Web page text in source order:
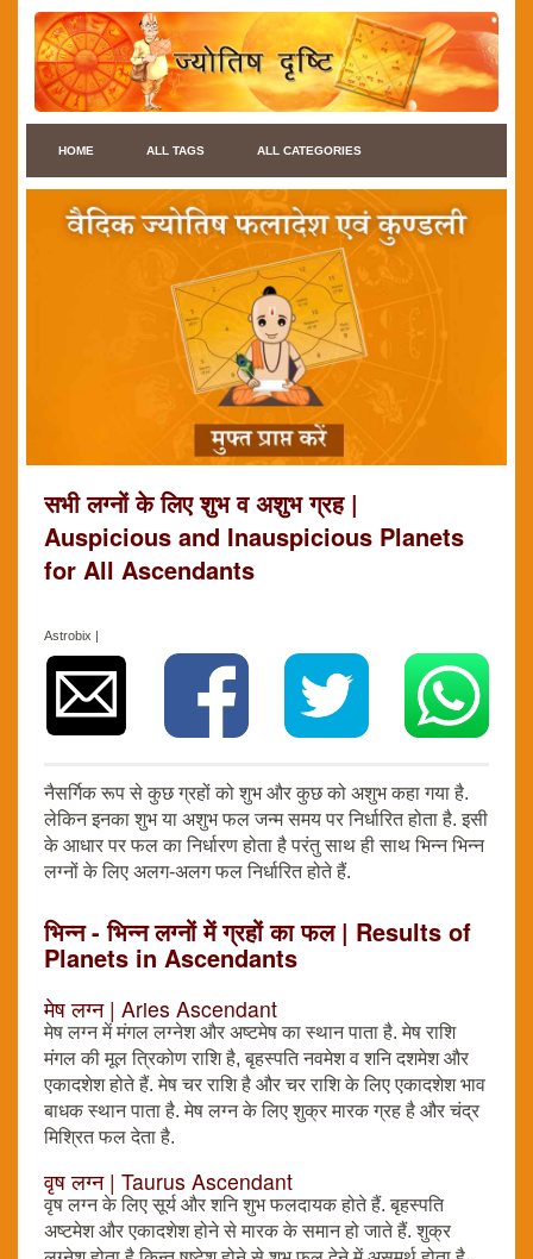
HOME ALL TAGS ALL CATEGORIES
सभी लग्नों के लिए शुभ व अशुभ ग्रह |
Auspicious and Inauspicious Planets
for All Ascendants
Astrobix |
नैसर्गिक रूप से कुछ ग्रहों को शुभ और कुछ को अशुभ कहा गया है.
लेकिन इनका शुभ या अशुभ फल जन्म समय पर निर्धारित होता है. इसी
के आधार पर फल का निर्धारण होता है परंतु साथ ही साथ भिन्न भिन्न
लग्नों के लिए अलग-अलग फल निर्धारित होते हैं.
भिन्न - भिन्न लग्नों में ग्रहों का फल | Results of
Planets in Ascendants
मेष लग्न | Aries Ascendant
मेष लग्न में मंगल लग्नेश और अष्टमेष का स्थान पाता है. मेष राशि
मंगल की मूल त्रिकोण राशि है, बृहस्पति नवमेश व शनि दशमेश और
एकादशेश होते हैं. मेष चर राशि है और चर राशि के लिए एकादशेश भाव
बाधक स्थान पाता है. मेष लग्न के लिए शुक्र मारक ग्रह है और चंद्र
मिश्रित फल देता है.
वृष लग्न | Taurus Ascendant
वृष लग्न के लिए सूर्य और शनि शुभ फलदायक होते हैं. बृहस्पति
अष्टमेश और एकादशेश होने से मारक के समान हो जाते हैं. शुक्र